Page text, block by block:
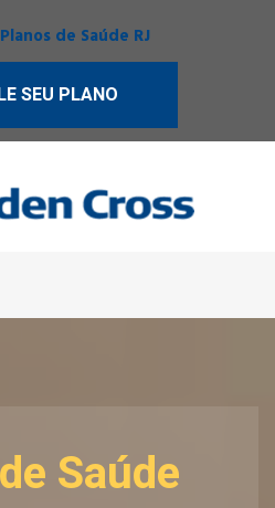
Planos de Saúde RJ
SEU PLANO
Saúde